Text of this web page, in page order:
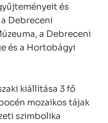
és
Debreceni
a Debreceni
és a Hortobágyi
kiállítása 3 fő
mozaikos tájak
szimbolika